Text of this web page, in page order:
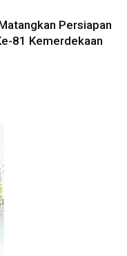
Persiapan
81 Kemerdekaan